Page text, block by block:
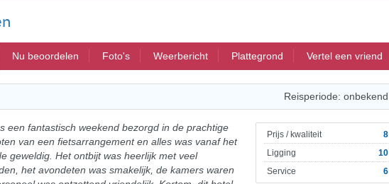
Nu beoordelen Foto's Weerbericht Plattegrond Vertel een vriend
Reisperiode: onbekend
Prijs / kwaliteit
8
Ligging
10
Service
6
een fantastisch weekend bezorgd in de prachtige
van een fietsarrangement en alles was vanaf het
geweldig. Het ontbijt was heerlijk met veel
het avondeten was smakelijk, de kamers waren